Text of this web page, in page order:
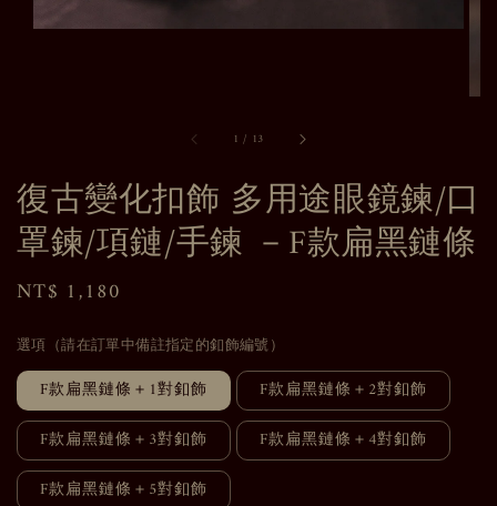
1 / 13
復古變化扣飾 多用途眼鏡鍊/口
罩鍊/項鏈/手鍊 －F款扁黑鏈條
Regular
NT$ 1,180
選項（請在訂單中備註指定的釦飾編號）
F款扁黑鏈條＋1對釦飾
F款扁黑鏈條＋2對釦飾
F款扁黑鏈條＋3對釦飾
F款扁黑鏈條＋4對釦飾
F款扁黑鏈條＋5對釦飾